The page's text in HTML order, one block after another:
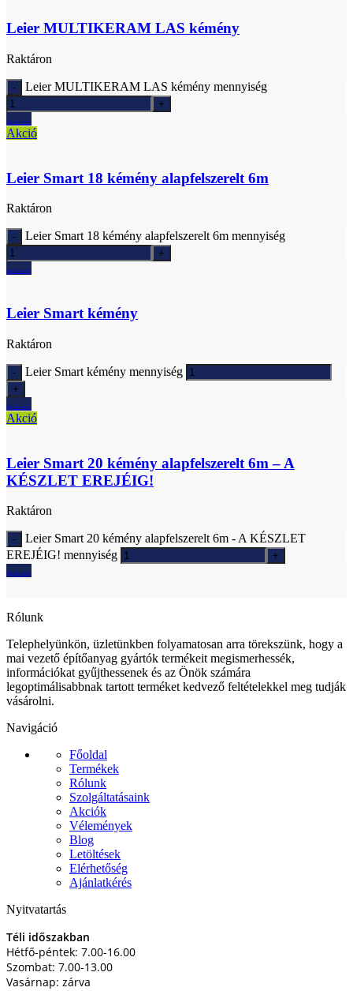
Leier MULTIKERAM LAS kémény
Raktáron
Leier MULTIKERAM LAS kémény mennyiség
Ajánlatkérés
Akció
Leier Smart 18 kémény alapfelszerelt 6m
Raktáron
Leier Smart 18 kémény alapfelszerelt 6m mennyiség
Ajánlatkérés
Leier Smart kémény
Raktáron
Leier Smart kémény mennyiség
Ajánlatkérés
Akció
Leier Smart 20 kémény alapfelszerelt 6m – A
KÉSZLET EREJÉIG!
Raktáron
Leier Smart 20 kémény alapfelszerelt 6m - A KÉSZLET
EREJÉIG! mennyiség
Ajánlatkérés
Rólunk
Telephelyünkön, üzletünkben folyamatosan arra törekszünk, hogy a
mai vezető építőanyag gyártók termékeit megismerhessék,
információkat gyűjthessenek és az Önök számára
legoptimálisabbnak tartott terméket kedvező feltételekkel meg tudják
vásárolni.
Navigáció
Főoldal
Termékek
Rólunk
Szolgáltatásaink
Akciók
Vélemények
Blog
Letöltések
Elérhetőség
Ajánlatkérés
Nyitvatartás
Téli időszakban
Hétfő-péntek: 7.00-16.00
Szombat: 7.00-13.00
Vasárnap: zárva